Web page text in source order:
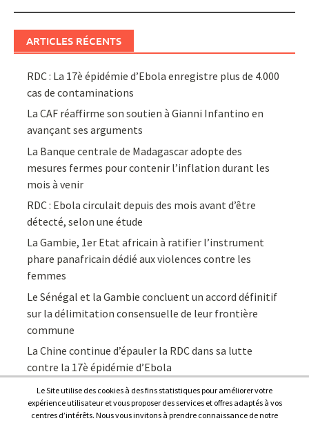
ARTICLES RÉCENTS
RDC : La 17è épidémie d’Ebola enregistre plus de 4.000
cas de contaminations
La CAF réaffirme son soutien à Gianni Infantino en
avançant ses arguments
La Banque centrale de Madagascar adopte des
mesures fermes pour contenir l’inflation durant les
mois à venir
RDC : Ebola circulait depuis des mois avant d’être
détecté, selon une étude
La Gambie, 1er Etat africain à ratifier l’instrument
phare panafricain dédié aux violences contre les
femmes
Le Sénégal et la Gambie concluent un accord définitif
sur la délimitation consensuelle de leur frontière
commune
La Chine continue d’épauler la RDC dans sa lutte
contre la 17è épidémie d’Ebola
Le Site utilise des cookies à des fins statistiques pour améliorer votre
expérience utilisateur et vous proposer des services et offres adaptés à vos
centres d’intérêts. Nous vous invitons à prendre connaissance de notre